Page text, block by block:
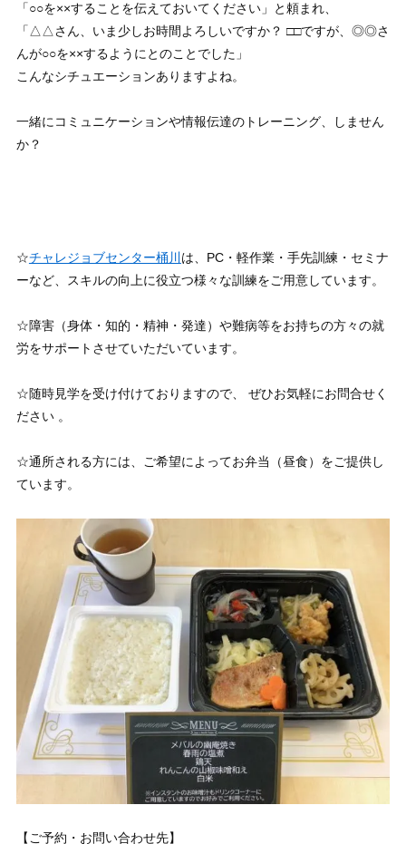
「○○を××することを伝えておいてください」と頼まれ、
「△△さん、いま少しお時間よろしいですか？ □□ですが、◎◎さ
んが○○を××するようにとのことでした」
こんなシチュエーションありますよね。
一緒にコミュニケーションや情報伝達のトレーニング、しません
か？
☆チャレジョブセンター桶川 は、PC・軽作業・手先訓練・セミナ
ーなど、スキルの向上に役立つ様々な訓練をご用意しています。
☆障害（身体・知的・精神・発達）や難病等をお持ちの方々の就
労をサポートさせていただいています。
☆随時見学を受け付けておりますので、 ぜひお気軽にお問合せく
ださい 。
☆通所される方には、ご希望によってお弁当（昼食）をご提供し
ています。
【ご予約・お問い合わせ先】